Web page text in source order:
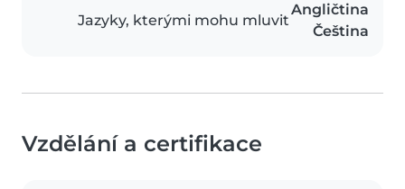
Jazyky, kterými mohu mluvit
Angličtina
Čeština
Vzdělání a certifikace